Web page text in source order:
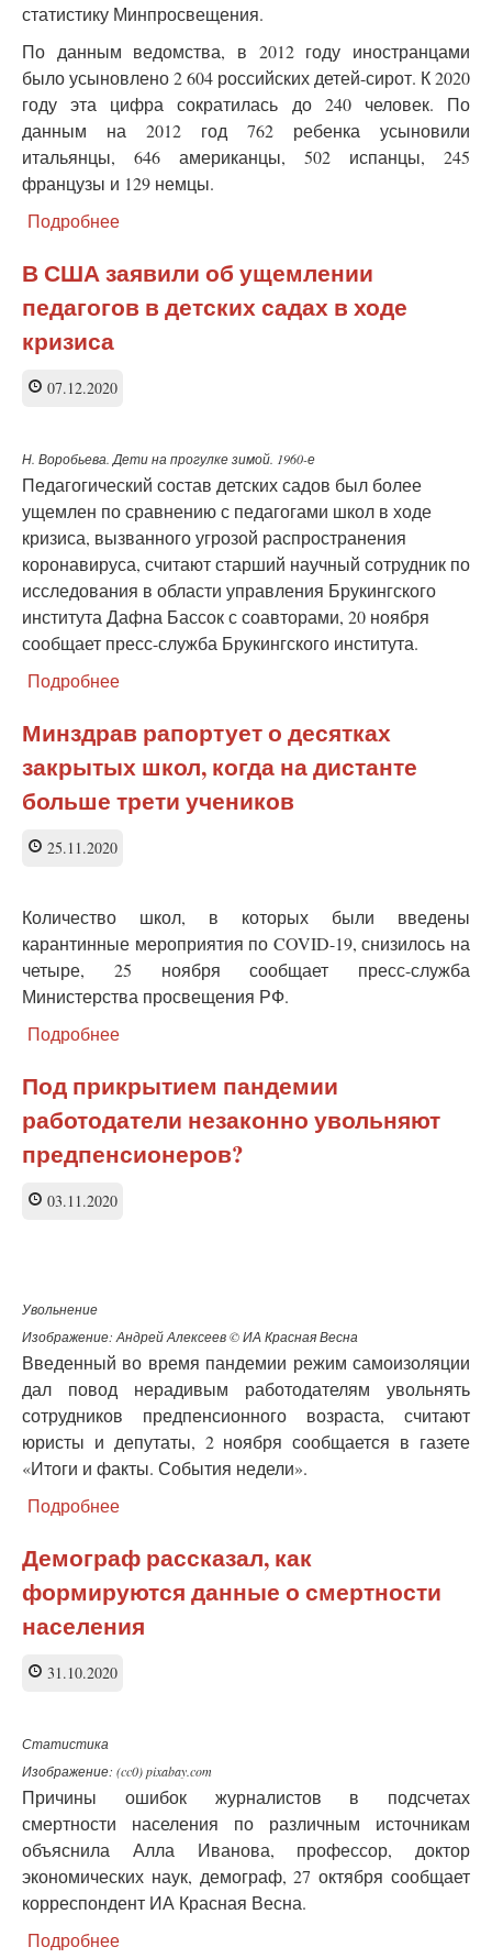
статистику Минпросвещения.
По данным ведомства, в 2012 году иностранцами
было усыновлено 2 604 российских детей-сирот. К 2020
году эта цифра сократилась до 240 человек. По
данным на 2012 год 762 ребенка усыновили
итальянцы, 646 американцы, 502 испанцы, 245
французы и 129 немцы.
Подробнее
усыновленных
иностранцами
детей
В США заявили об ущемлении
педагогов в детских садах в ходе
кризиса
07.12.2020
Н. Воробьева. Дети на прогулке зимой. 1960-е
Педагогический состав детских садов был более
ущемлен по сравнению с педагогами школ в ходе
кризиса, вызванного угрозой распространения
коронавируса, считают старший научный сотрудник по
исследования в области управления Брукингского
института Дафна Бассок с соавторами, 20 ноября
сообщает пресс-служба Брукингского института.
Подробнее
США
заявили
об
педагогов
ходе
кризиса
Минздрав рапортует о десятках
закрытых школ, когда на дистанте
больше трети учеников
25.11.2020
Количество школ, в которых были введены
карантинные мероприятия по COVID-19, снизилось на
четыре, 25 ноября сообщает пресс-служба
Министерства просвещения РФ.
Подробнее
рапортует
о
десятках
школ,
Под прикрытием пандемии
работодатели незаконно увольняют
предпенсионеров?
03.11.2020
Увольнение
Изображение: Андрей Алексеев © ИА Красная Весна
Введенный во время пандемии режим самоизоляции
дал повод нерадивым работодателям увольнять
сотрудников предпенсионного возраста, считают
юристы и депутаты, 2 ноября сообщается в газете
«Итоги и факты. События недели».
Подробнее
прикрытием
пандемии
работодатели
увольняют
Демограф рассказал, как
формируются данные о смертности
населения
31.10.2020
Статистика
Изображение: (cc0) pixabay.com
Причины ошибок журналистов в подсчетах
смертности населения по различным источникам
объяснила Алла Иванова, профессор, доктор
экономических наук, демограф, 27 октября сообщает
корреспондент ИА Красная Весна.
Подробнее